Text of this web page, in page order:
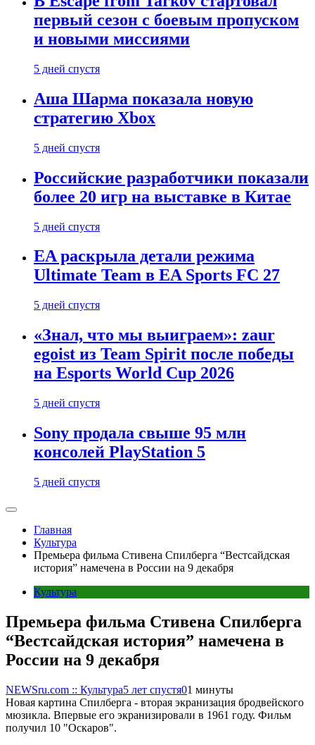
первый сезон с боевым пропуском
и новыми миссиями
5 дней спустя
Аша Шарма показала новую
стратегию Xbox
5 дней спустя
Российские разработчики показали
более 20 игр на выставке в Китае
5 дней спустя
EA раскрыла детали режима
Ultimate Team в EA Sports FC 27
5 дней спустя
«Знал, что мы выиграем»: zaur
egoist из Team Spirit после победы
на Esports World Cup 2026
5 дней спустя
Sony продала свыше 95 млн
консолей PlayStation 5
5 дней спустя
Главная
Культура
Премьера фильма Стивена Спилберга “‎Вестсайдская
история” намечена в России на 9 декабря
Культура
Премьера фильма Стивена Спилберга
“‎Вестсайдская история” намечена в
России на 9 декабря
NEWSru.com :: Культура5 лет спустя01 минуты
Новая картина Спилберга - вторая экранизация бродвейского
мюзикла. Впервые его экранизировали в 1961 году. Фильм
получил 10 "‎Оскаров".